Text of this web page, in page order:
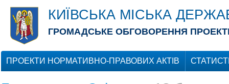
КИЇВСЬКА МІСЬКА
ГРОМАДСЬКЕ ОБГОВОРЕННЯ
ПРОЕКТИ НОРМАТИВНО-ПРАВОВИХ АКТІВ